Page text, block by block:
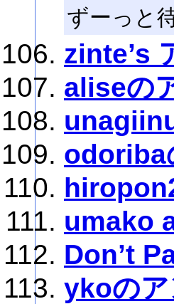
ずーっと
zinte’s
aliseの
odoriba
umako
Don’t
ykoのア